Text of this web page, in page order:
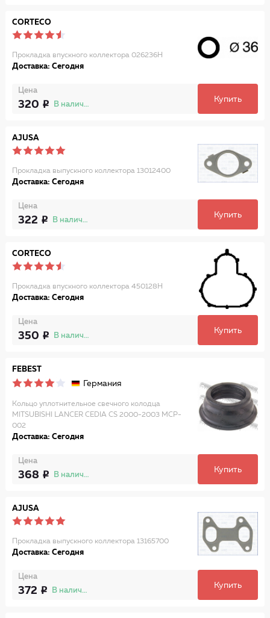
CORTECO
Прокладка впускного коллектора 026236H
Доставка: Сегодня
Цена
320 В наличии
Купить
AJUSA
Прокладка выпускного коллектора 13012400
Доставка: Сегодня
Цена
322 В наличии
Купить
CORTECO
Прокладка впускного коллектора 450128H
Доставка: Сегодня
Цена
350 В наличии
Купить
FEBEST
Германия
Кольцо уплотнительное свечного колодца
MITSUBISHI LANCER CEDIA CS 2000-2003 MCP-
002
Доставка: Сегодня
Цена
368 В наличии
Купить
AJUSA
Прокладка выпускного коллектора 13165700
Доставка: Сегодня
Цена
372 В наличии
Купить